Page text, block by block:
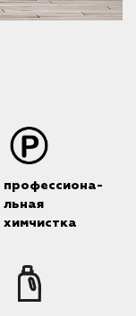
профессиона-
льная
химчистка